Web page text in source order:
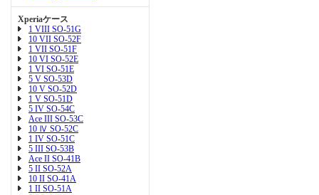
Xperiaケース
1 VIII SO-51G
10 VII SO-52F
1 VII SO-51F
10 VI SO-52E
1 VI SO-51E
5 V SO-53D
10 V SO-52D
1 V SO-51D
5 IV SO-54C
Ace III SO-53C
10 Ⅳ SO-52C
1 IV SO-51C
5 III SO-53B
Ace II SO-41B
5 II SO-52A
10 II SO-41A
1 II SO-51A